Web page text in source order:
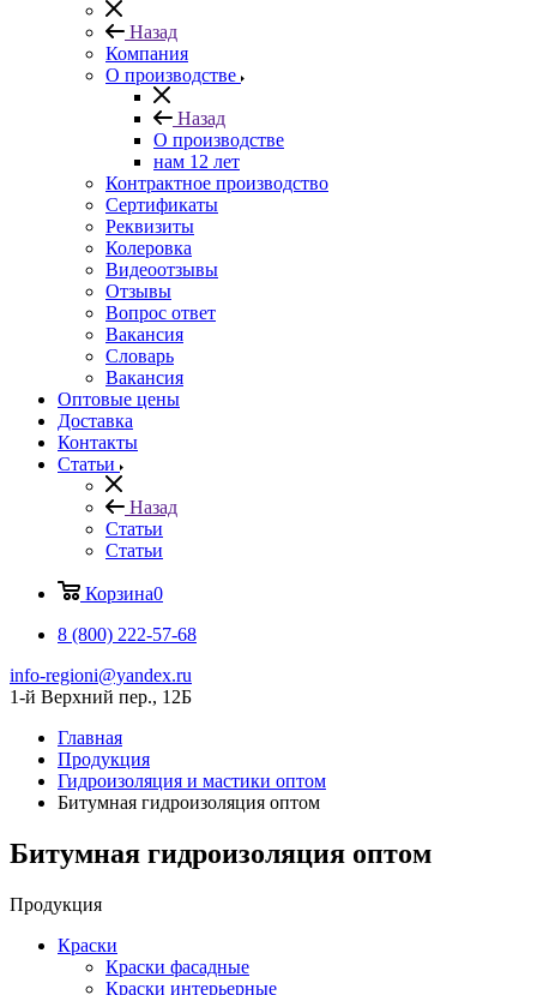
Назад
Компания
О производстве
Назад
О производстве
нам 12 лет
Контрактное производство
Сертификаты
Реквизиты
Колеровка
Видеоотзывы
Отзывы
Вопрос ответ
Вакансия
Словарь
Вакансия
Оптовые цены
Доставка
Контакты
Статьи
Назад
Статьи
Статьи
Корзина0
8 (800) 222-57-68
info-regioni@yandex.ru
1-й Верхний пер., 12Б
Главная
Продукция
Гидроизоляция и мастики оптом
Битумная гидроизоляция оптом
Битумная гидроизоляция оптом
Продукция
Краски
Краски фасадные
Краски интерьерные